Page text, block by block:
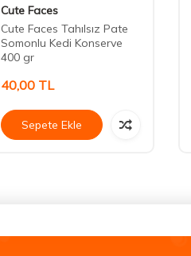
Cute Faces
Cute Faces Tahılsız Pate
Somonlu Kedi Konserve
400 gr
40,00 TL
Sepete Ekle